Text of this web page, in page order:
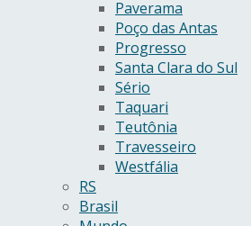
Paverama
Poço das Antas
Progresso
Santa Clara do Sul
Sério
Taquari
Teutônia
Travesseiro
Westfália
RS
Brasil